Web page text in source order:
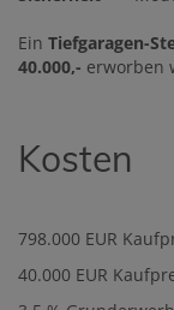
Ein Tiefgaragen-
40.000,- erworben
Kosten
798.000 EUR
40.000 EUR